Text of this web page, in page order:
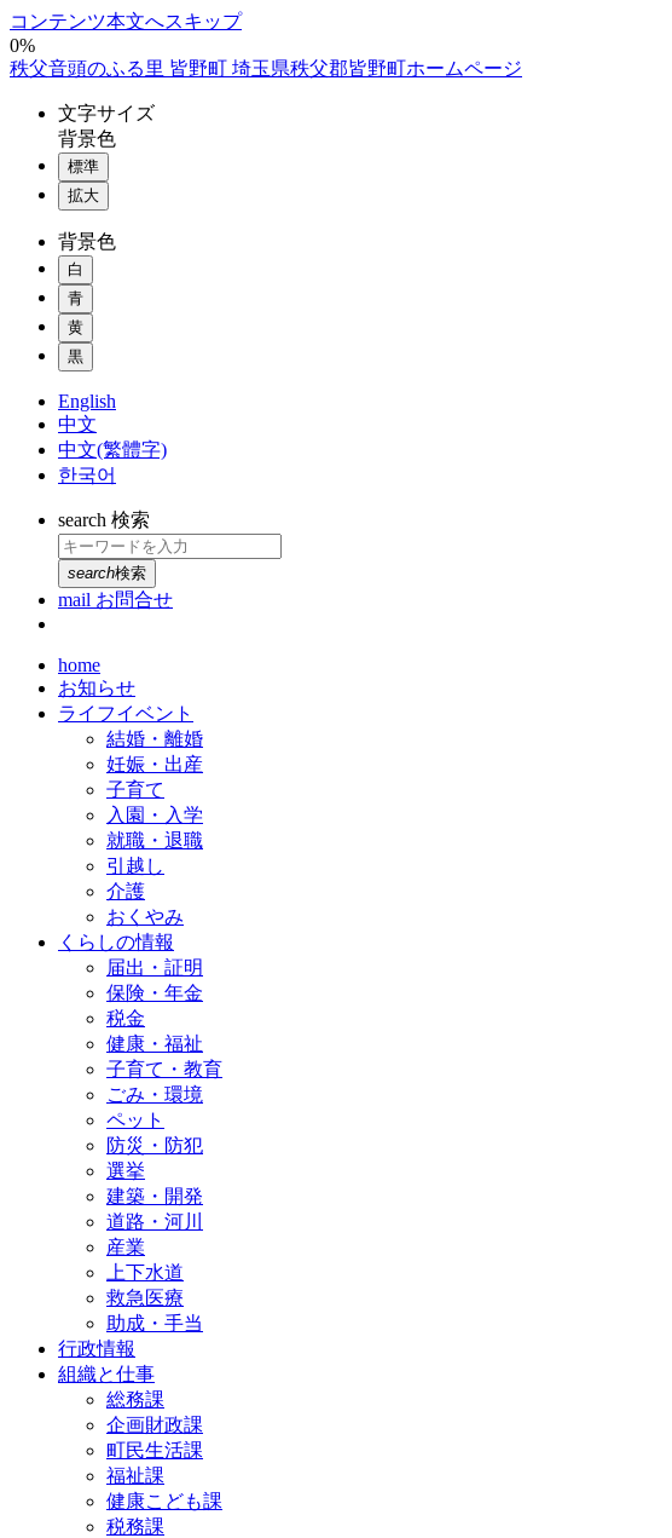
コンテンツ本文へスキップ
0%
秩父音頭のふる里 皆野町 埼玉県秩父郡皆野町ホームページ
文字サイズ
背景色
標準
拡大
背景色
白
青
黄
黒
English
中文
中文(繁體字)
한국어
search 検索
search検索
mail お問合せ
home
お知らせ
ライフイベント
結婚・離婚
妊娠・出産
子育て
入園・入学
就職・退職
引越し
介護
おくやみ
くらしの情報
届出・証明
保険・年金
税金
健康・福祉
子育て・教育
ごみ・環境
ペット
防災・防犯
選挙
建築・開発
道路・河川
産業
上下水道
救急医療
助成・手当
行政情報
組織と仕事
総務課
企画財政課
町民生活課
福祉課
健康こども課
税務課